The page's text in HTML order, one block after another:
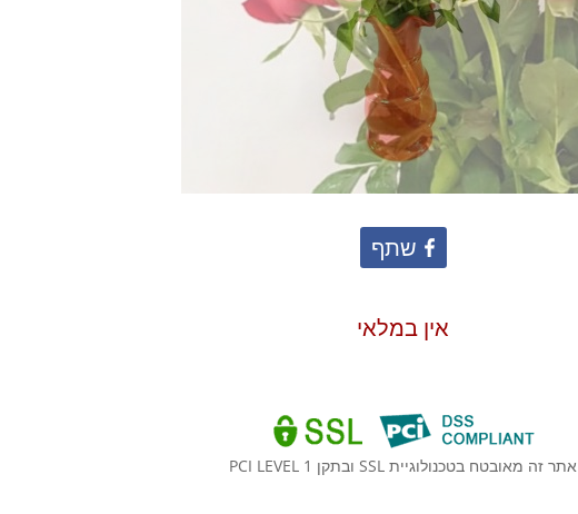
שתף
אין במלאי
אתר זה מאובטח בטכנולוגיית SSL ובתקן PCI LEVEL 1